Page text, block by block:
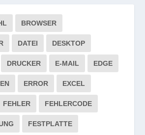
BROWSER
DATEI DESKTOP
DRUCKER E-MAIL EDGE
ERROR EXCEL
FEHLER FEHLERCODE
FESTPLATTE